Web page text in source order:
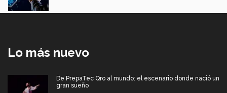
Lo más nuevo
De PrepaTec Qro al mundo: el escenario donde nació un
gran sueño